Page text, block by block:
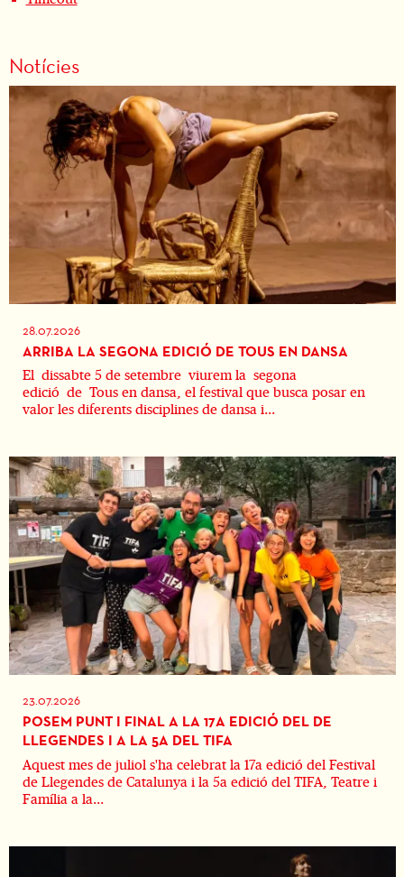
Notícies
28.07.2026
ARRIBA LA SEGONA EDICIÓ DE TOUS EN DANSA
El dissabte 5 de setembre viurem la segona
edició de Tous en dansa, el festival que busca posar en
valor les diferents disciplines de dansa i...
23.07.2026
POSEM PUNT I FINAL A LA 17A EDICIÓ DEL DE
LLEGENDES I A LA 5A DEL TIFA
Aquest mes de juliol s'ha celebrat la 17a edició del Festival
de Llegendes de Catalunya i la 5a edició del TIFA, Teatre i
Família a la...